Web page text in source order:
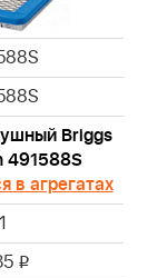
Briggs
491588S
в агрегатах
1
i